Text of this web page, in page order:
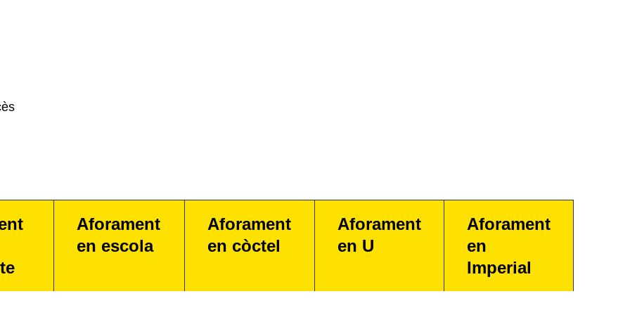
Aforament
en escola
Aforament
en còctel
Aforament
en U
Aforament
en
Imperial